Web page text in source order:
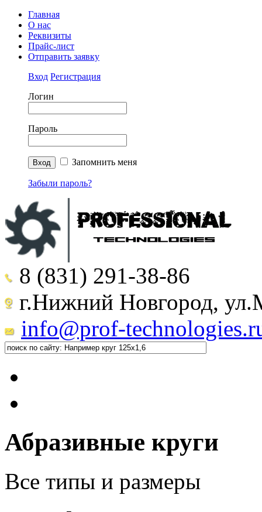
Главная
О нас
Реквизиты
Прайс-лист
Отправить заявку
Вход Регистрация
Логин
Пароль
Запомнить меня
Забыли пароль?
8 (831) 291-38-86
г.Нижний Новгород,
info@prof-
Абразивные круги
Все типы и размеры